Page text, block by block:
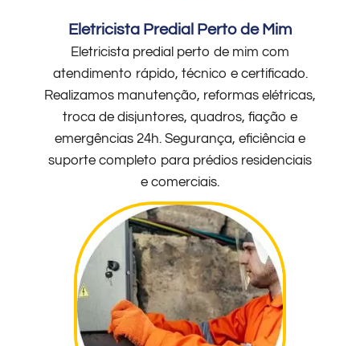
Eletricista Predial Perto de Mim
Eletricista predial perto de mim com
atendimento rápido, técnico e certificado.
Realizamos manutenção, reformas elétricas,
troca de disjuntores, quadros, fiação e
emergências 24h. Segurança, eficiência e
suporte completo para prédios residenciais
e comerciais.